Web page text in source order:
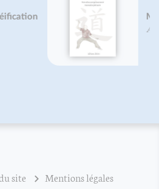
d'arts internes
site
Mentions légales